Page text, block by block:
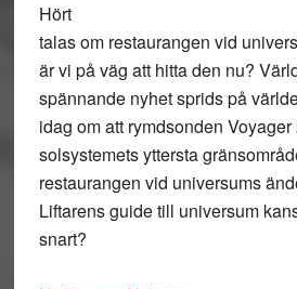
Hört
talas om restaurangen vid
är vi på väg att hitta den nu?
spännande nyhet sprids på
idag om att rymdsonden
solsystemets yttersta
restaurangen vid universums
Liftarens guide till universum
snart?